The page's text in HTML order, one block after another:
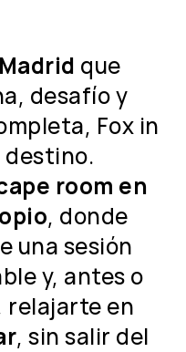
que
desafío y
Fox in
destino.
room en
, donde
una sesión
y, antes o
relajarte en
, sin salir del